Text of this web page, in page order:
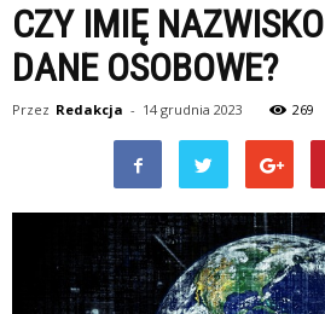
CZY IMIĘ
DANE OSOBOWE?
Przez Redakcja - 14 grudnia 2023 269